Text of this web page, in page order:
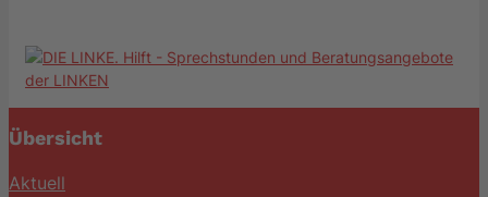
Übersicht
Aktuell